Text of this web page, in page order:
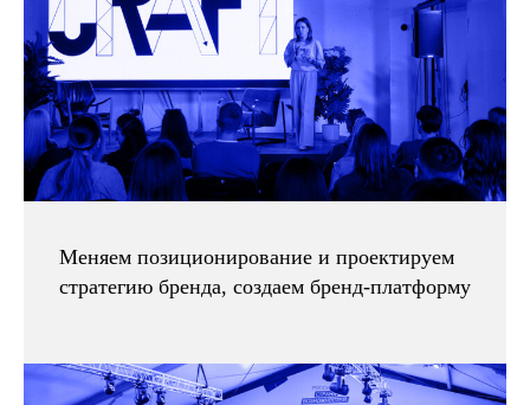
Меняем позиционирование и проектируем
стратегию бренда, создаем бренд-платформу
Смотреть все товары
Карты для управления встречами
методология, которую